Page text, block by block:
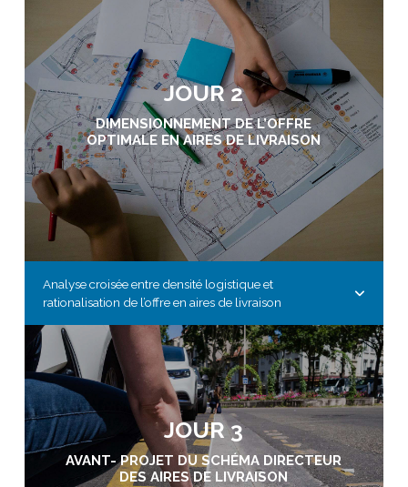
JOUR 2
DIMENSIONNEMENT DE L’OFFRE
OPTIMALE EN AIRES DE LIVRAISON
Analyse croisée entre densité logistique et
rationalisation de l’offre en aires de livraison
JOUR 3
AVANT- PROJET DU SCHÉMA DIRECTEUR
DES AIRES DE LIVRAISON